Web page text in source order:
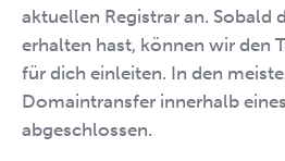
aktuellen Registrar an. Sobald
erhalten hast, können wir den
für dich einleiten. In den
Domaintransfer innerhalb
abgeschlossen.